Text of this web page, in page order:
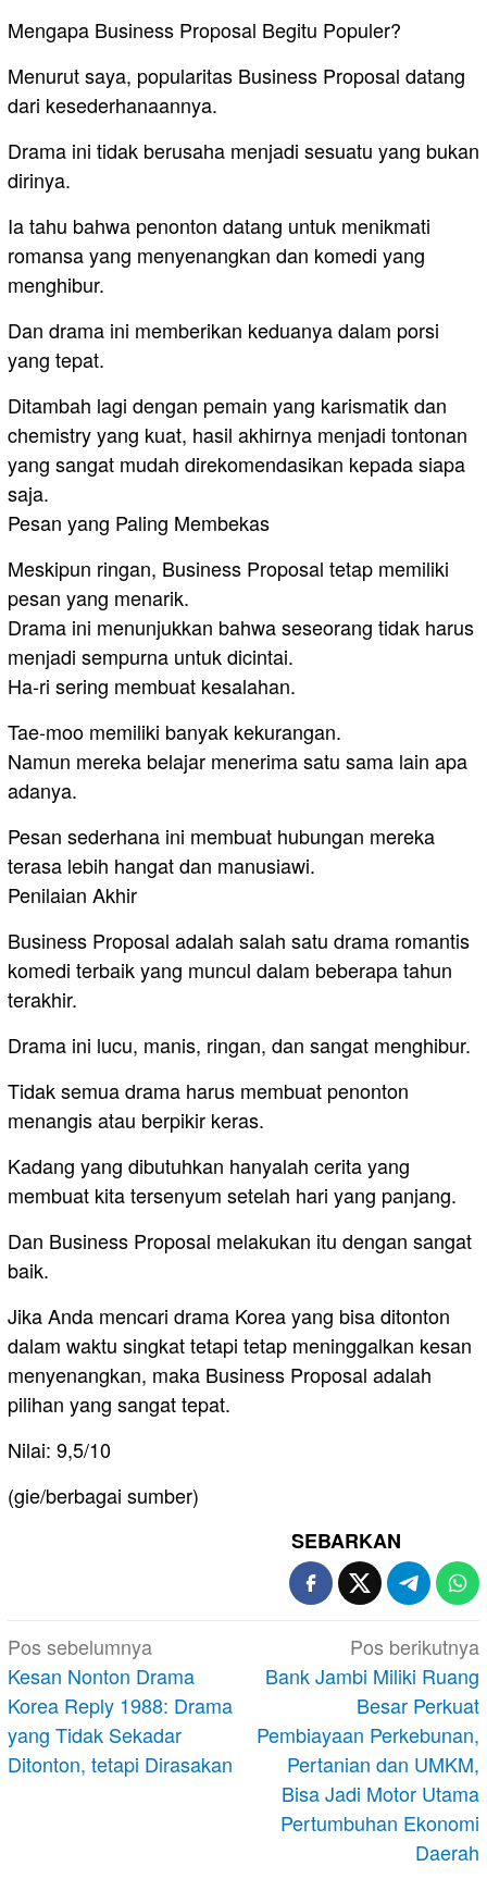
Mengapa Business Proposal Begitu Populer?
Menurut saya, popularitas Business Proposal datang
dari kesederhanaannya.
Drama ini tidak berusaha menjadi sesuatu yang bukan
dirinya.
Ia tahu bahwa penonton datang untuk menikmati
romansa yang menyenangkan dan komedi yang
menghibur.
Dan drama ini memberikan keduanya dalam porsi
yang tepat.
Ditambah lagi dengan pemain yang karismatik dan
chemistry yang kuat, hasil akhirnya menjadi tontonan
yang sangat mudah direkomendasikan kepada siapa
saja.
Pesan yang Paling Membekas
Meskipun ringan, Business Proposal tetap memiliki
pesan yang menarik.
Drama ini menunjukkan bahwa seseorang tidak harus
menjadi sempurna untuk dicintai.
Ha-ri sering membuat kesalahan.
Tae-moo memiliki banyak kekurangan.
Namun mereka belajar menerima satu sama lain apa
adanya.
Pesan sederhana ini membuat hubungan mereka
terasa lebih hangat dan manusiawi.
Penilaian Akhir
Business Proposal adalah salah satu drama romantis
komedi terbaik yang muncul dalam beberapa tahun
terakhir.
Drama ini lucu, manis, ringan, dan sangat menghibur.
Tidak semua drama harus membuat penonton
menangis atau berpikir keras.
Kadang yang dibutuhkan hanyalah cerita yang
membuat kita tersenyum setelah hari yang panjang.
Dan Business Proposal melakukan itu dengan sangat
baik.
Jika Anda mencari drama Korea yang bisa ditonton
dalam waktu singkat tetapi tetap meninggalkan kesan
menyenangkan, maka Business Proposal adalah
pilihan yang sangat tepat.
Nilai: 9,5/10
(gie/berbagai sumber)
SEBARKAN
Navigasi
pos
Pos sebelumnya
Kesan Nonton Drama
Korea Reply 1988: Drama
yang Tidak Sekadar
Ditonton, tetapi Dirasakan
Pos berikutnya
Bank Jambi Miliki Ruang
Besar Perkuat
Pembiayaan Perkebunan,
Pertanian dan UMKM,
Bisa Jadi Motor Utama
Pertumbuhan Ekonomi
Daerah